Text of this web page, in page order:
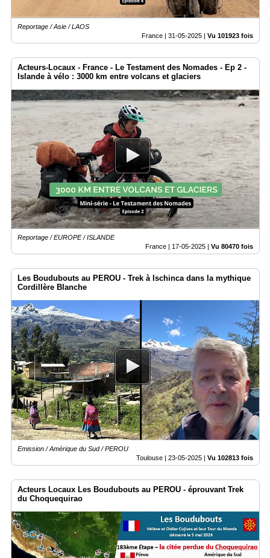
Reportage / Asie / LAOS
France | 31-05-2025 | Vu 101923 fois
Acteurs-Locaux - France - Le Testament des Nomades - Ep 2 -
Islande à vélo : 3000 km entre volcans et glaciers
Reportage / EUROPE / ISLANDE
France | 17-05-2025 Vu 80470 fois
Les Boudubouts au PEROU - Trek à Ischinca dans la mythique
Cordillère Blanche
Emission / Amérique du Sud / PEROU
Toulouse | 23-05-2025 | Vu 102813 fois
Acteurs Locaux Les Boudubouts au PEROU - éprouvant Trek
du Choquequirao